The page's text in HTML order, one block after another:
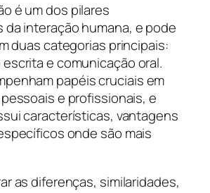
é um dos pilares
interação humana, e pode
duas categorias principais:
e comunicação oral.
papéis cruciais em
e profissionais, e
características, vantagens
onde são mais
as diferenças, similaridades,